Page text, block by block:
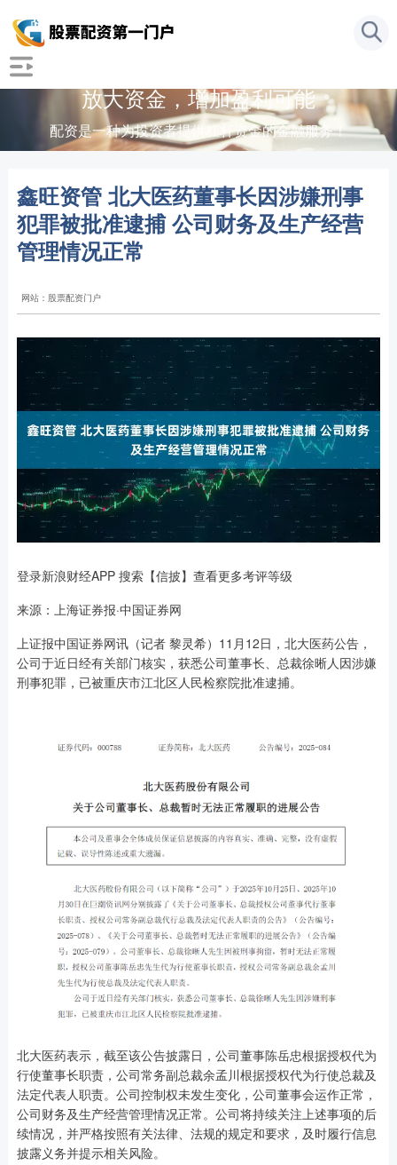
放大资金，增加盈利可能
配资是一种为投资者提供杠杆资金的金融服务！
鑫旺资管 北大医药董事长因涉嫌刑事
犯罪被批准逮捕 公司财务及生产经营
管理情况正常
网站：股票配资门户
登录新浪财经APP 搜索【信披】查看更多考评等级
来源：上海证券报·中国证券网
上证报中国证券网讯（记者 黎灵希）11月12日，北大医药公告，
公司于近日经有关部门核实，获悉公司董事长、总裁徐晰人因涉嫌
刑事犯罪，已被重庆市江北区人民检察院批准逮捕。
北大医药表示，截至该公告披露日，公司董事陈岳忠根据授权代为
行使董事长职责，公司常务副总裁余孟川根据授权代为行使总裁及
法定代表人职责。公司控制权未发生变化，公司董事会运作正常，
公司财务及生产经营管理情况正常。公司将持续关注上述事项的后
续情况，并严格按照有关法律、法规的规定和要求，及时履行信息
披露义务并提示相关风险。